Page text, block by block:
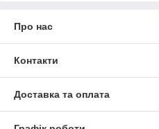
Про нас
Контакти
Доставка та оплата